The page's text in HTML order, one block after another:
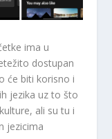
ima u
dostupan
će biti korisno i
jezika uz to što
ali su tu i
jezicima